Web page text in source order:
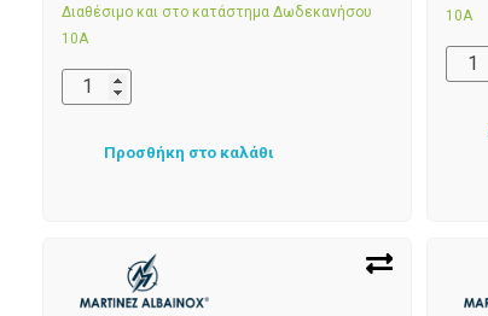
Διαθέσιμο και στο κατάστημα Δωδεκανήσου
10Α
Προσθήκη στο καλάθι
10Α